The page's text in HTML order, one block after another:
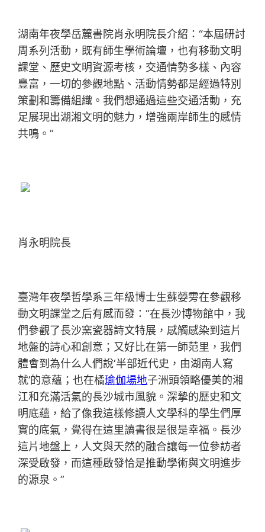
湖南年夜學岳麓書院肖永明院長介紹：“本屆研討
周系列活動，既有師生學術論壇，也有移動文明
課堂、歷史文明資源考核，交通情勢多樣、內容
豐富，一切的參觀地點、活動情勢都是經過特別
策劃和籌備組織。我們想通過這些交通活動，充
足展現出湖湘文明的魅力，增強兩岸師生的感情
共鳴。”
肖永明院長
臺灣年夜學哲學系三年級博士生蘇嫈雱在參觀移
動文明課堂之后有感而發：“在長沙博物館中，我
們參觀了長沙窯瓷器詩文特展，感觸感染到這片
地盤的詩心和創意；又好比在第一師范里，我們
體會到為什么人們說‘半部近代史，由湖南人寫
就’的意蘊；也在橘瑜伽場地子洲頭領略優美的湘
江和充滿活氣的長沙城市風貌。深摯的歷史和文
明底蘊，給了像我這樣修讀人文學科的學生們厚
實的底氣，覺得在這里讀書很是很是幸福。長沙
這片地盤上，人文與天然的融合讓每一位參訪者
深受啟發，而這種啟發恰是推動學術與文明進步
的源泉。”